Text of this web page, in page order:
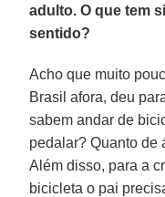
adulto. O que tem
sentido?
Acho que muito
Brasil afora, deu
sabem andar de
pedalar? Quanto de
Além disso, para a
bicicleta o pai